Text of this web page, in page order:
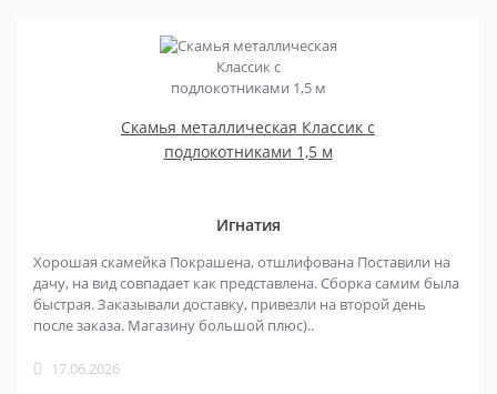
Скамья металлическая Классик с
подлокотниками 1,5 м
Игнатия
Хорошая скамейка Покрашена, отшлифована Поставили на
дачу, на вид совпадает как представлена. Сборка самим была
быстрая. Заказывали доставку, привезли на второй день
после заказа. Магазину большой плюс)..
17.06.2026